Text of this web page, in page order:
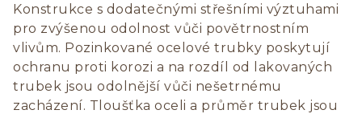
Konstrukce s dodatečnými střešními výztuhami
pro zvýšenou odolnost vůči povětrnostním
vlivům. Pozinkované ocelové trubky poskytují
ochranu proti korozi a na rozdíl od lakovaných
trubek jsou odolnější vůči nešetrnému
zacházení. Tloušťka oceli a průměr trubek jsou